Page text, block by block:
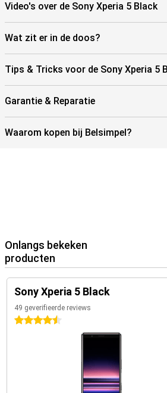
Video's over de Sony Xperia 5 Black
Wat zit er in de doos?
Tips & Tricks voor de Sony Xperia 5
Garantie & Reparatie
Waarom kopen bij Belsimpel?
Onlangs bekeken
producten
Sony Xperia 5 Black
49 geverifieerde reviews
4.5 sterren